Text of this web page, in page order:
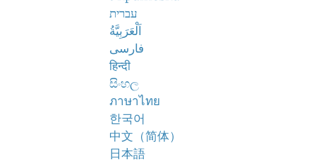
עברית
اَلْعَرَبِيَّةُ
فارسی
हिन्दी
සිංහල
ภาษาไทย
한국어
中文（简体）
日本語